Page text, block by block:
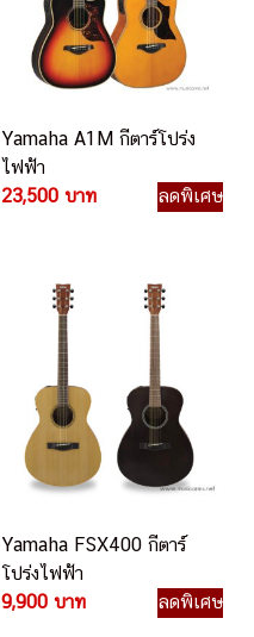
Yamaha A1M กีตาร์โปร่ง
ไฟฟ้า
23,500 บาท
ลดพิเศษ
Yamaha FSX400 กีตาร์
โปร่งไฟฟ้า
9,900 บาท
ลดพิเศษ